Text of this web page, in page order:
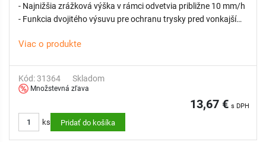
- Najnižšia zrážková výška v rámci odvetvia približne 10 mm/h
- Funkcia dvojitého výsuvu pre ochranu trysky pred vonkajšími
- Vysoká rovnomernosť pokrytia
- Prispôsobená zrážková výška pre zjednodušenie návrhu
- Vymeniteľné filtračné sitko zabraňuje upchatiu trysky
- Nastaviteľná výseč len počas prevádzky pre odolnosť voči
Viac o produkte
Kód: 31364 Skladom
Množstevná zľava
13,67 € s DPH
ks Pridať do košíka